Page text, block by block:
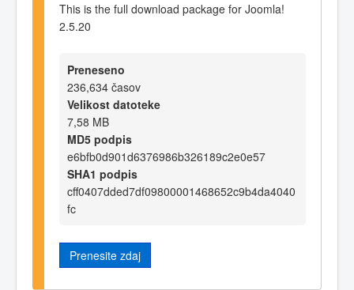
This is the full download package for Joomla!
2.5.20
Preneseno
236,634 časov
Velikost datoteke
7,58 MB
MD5 podpis
e6bfb0d901d6376986b326189c2e0e57
SHA1 podpis
cff0407dded7df09800001468652c9b4da4040
fc
Prenesite zdaj